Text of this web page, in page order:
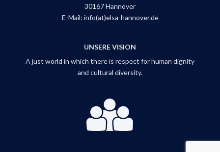
30167 Hannover
E-Mail: info(at)elsa-hannover.de
UNSERE VISION
A just world in which there is respect for human dignity
and cultural diversity.